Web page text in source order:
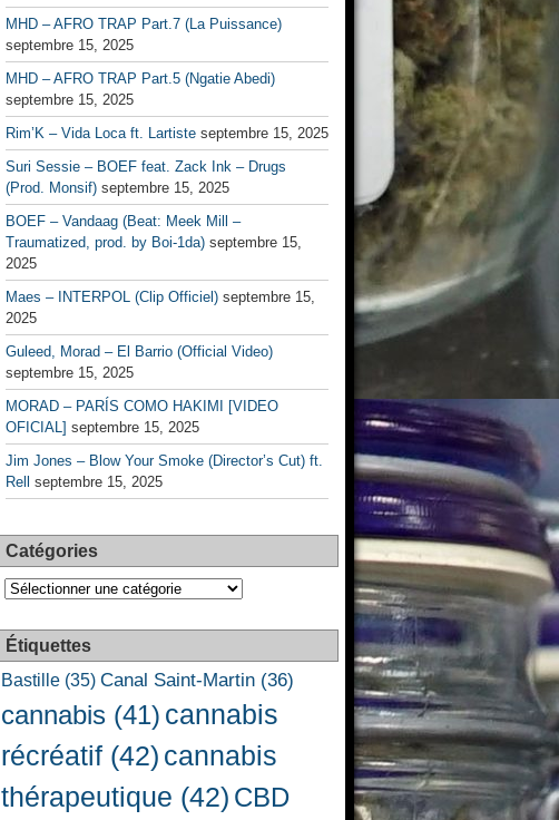
MHD – AFRO TRAP Part.7 (La Puissance)
septembre 15, 2025
MHD – AFRO TRAP Part.5 (Ngatie Abedi)
septembre 15, 2025
Rim’K – Vida Loca ft. Lartiste septembre 15, 2025
Suri Sessie – BOEF feat. Zack Ink – Drugs
(Prod. Monsif) septembre 15, 2025
BOEF – Vandaag (Beat: Meek Mill –
Traumatized, prod. by Boi-1da) septembre 15,
2025
Maes – INTERPOL (Clip Officiel) septembre 15,
2025
Guleed, Morad – El Barrio (Official Video)
septembre 15, 2025
MORAD – PARÍS COMO HAKIMI [VIDEO
OFICIAL] septembre 15, 2025
Jim Jones – Blow Your Smoke (Director’s Cut) ft.
Rell
septembre 15, 2025
Catégories
Catégories
Étiquettes
Bastille (35) Canal Saint-Martin (36)
cannabis (41) cannabis
récréatif (42) cannabis
thérapeutique (42) CBD